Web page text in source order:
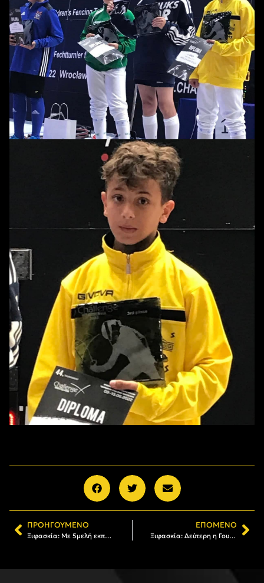
ΠΡΟΗΓΟΎΜΕΝΟ
Ξιφασκία: Με 5μελή εκπροσώπηση ο ΑΡΗΣ στο μεγαλύτερο, παγκοσμίως, τουρνουά U15
ΕΠΌΜΕΝΟ
Ξιφασκία: Δεύτερη η Γουσοπούλου στους Πανελλήνιους Αναπτυξιακούς Αγώνες